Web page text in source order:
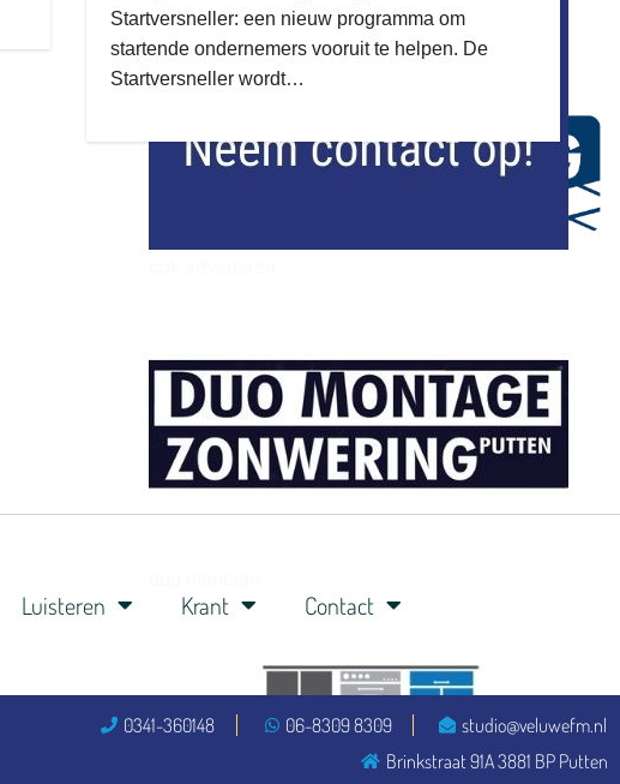
kleijer
henkvandeberg
Startversneller: een nieuw programma om
startende ondernemers vooruit te helpen. De
Startversneller wordt…
Luisteren Krant Contact
0341-360148 06-8309 8309
studio@veluwefm.nl
Brinkstraat 91A 3881 BP Putten